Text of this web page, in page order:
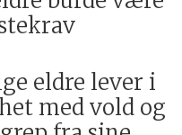
eldre lever i
med vold og